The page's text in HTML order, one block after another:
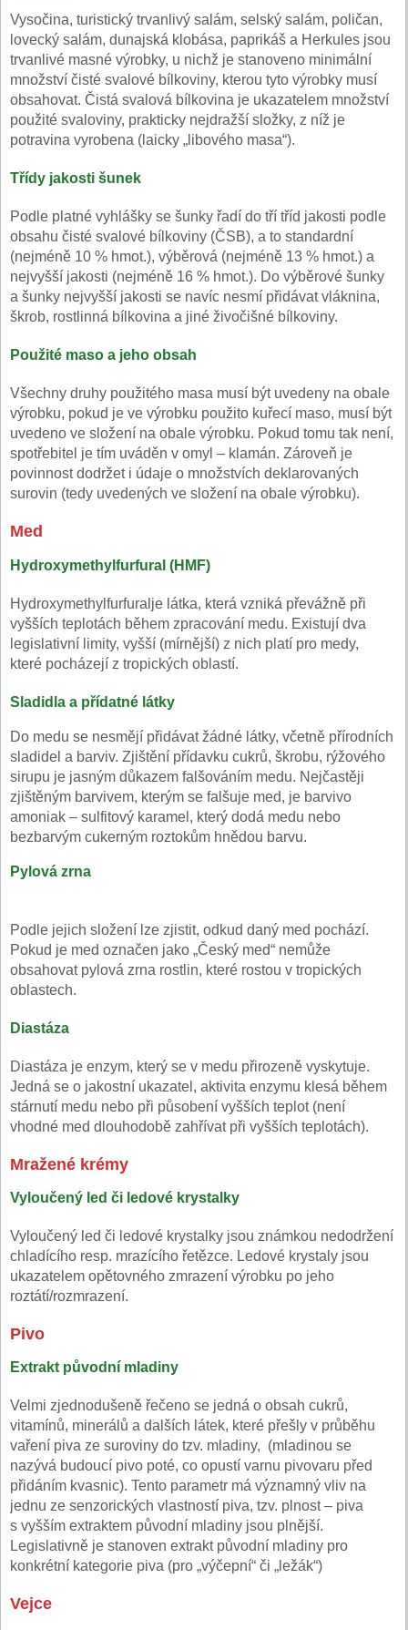
Vysočina, turistický trvanlivý salám, selský salám, poličan,
lovecký salám, dunajská klobása, paprikáš a Herkules jsou
trvanlivé masné výrobky, u nichž je stanoveno minimální
množství čisté svalové bílkoviny, kterou tyto výrobky musí
obsahovat. Čistá svalová bílkovina je ukazatelem množství
použité svaloviny, prakticky nejdražší složky, z níž je
potravina vyrobena (laicky „libového masa“).
Třídy jakosti šunek
Podle platné vyhlášky se šunky řadí do tří tříd jakosti podle
obsahu čisté svalové bílkoviny (ČSB), a to standardní
(nejméně 10 % hmot.), výběrová (nejméně 13 % hmot.) a
nejvyšší jakosti (nejméně 16 % hmot.). Do výběrové šunky
a šunky nejvyšší jakosti se navíc nesmí přidávat vláknina,
škrob, rostlinná bílkovina a jiné živočišné bílkoviny.
Použité maso a jeho obsah
Všechny druhy použitého masa musí být uvedeny na obale
výrobku, pokud je ve výrobku použito kuřecí maso, musí být
uvedeno ve složení na obale výrobku. Pokud tomu tak není,
spotřebitel je tím uváděn v omyl – klamán. Zároveň je
povinnost dodržet i údaje o množstvích deklarovaných
surovin (tedy uvedených ve složení na obale výrobku).
Med
Hydroxymethylfurfural (HMF)
Hydroxymethylfurfuralje látka, která vzniká převážně při
vyšších teplotách během zpracování medu. Existují dva
legislativní limity, vyšší (mírnější) z nich platí pro medy,
které pocházejí z tropických oblastí.
Sladidla a přídatné látky
Do medu se nesmějí přidávat žádné látky, včetně přírodních
sladidel a barviv. Zjištění přídavku cukrů, škrobu, rýžového
sirupu je jasným důkazem falšováním medu. Nejčastěji
zjištěným barvivem, kterým se falšuje med, je barvivo
amoniak – sulfitový karamel, který dodá medu nebo
bezbarvým cukerným roztokům hnědou barvu.
Pylová zrna
Podle jejich složení lze zjistit, odkud daný med pochází.
Pokud je med označen jako „Český med“ nemůže
obsahovat pylová zrna rostlin, které rostou v tropických
oblastech.
Diastáza
Diastáza je enzym, který se v medu přirozeně vyskytuje.
Jedná se o jakostní ukazatel, aktivita enzymu klesá během
stárnutí medu nebo při působení vyšších teplot (není
vhodné med dlouhodobě zahřívat při vyšších teplotách).
Mražené krémy
Vyloučený led či ledové krystalky
Vyloučený led či ledové krystalky jsou známkou nedodržení
chladícího resp. mrazícího řetězce. Ledové krystaly jsou
ukazatelem opětovného zmrazení výrobku po jeho
roztátí/rozmrazení.
Pivo
Extrakt původní mladiny
Velmi zjednodušeně řečeno se jedná o obsah cukrů,
vitamínů, minerálů a dalších látek, které přešly v průběhu
vaření piva ze suroviny do tzv. mladiny, (mladinou se
nazývá budoucí pivo poté, co opustí varnu pivovaru před
přidáním kvasnic). Tento parametr má významný vliv na
jednu ze senzorických vlastností piva, tzv. plnost – piva
s vyšším extraktem původní mladiny jsou plnější.
Legislativně je stanoven extrakt původní mladiny pro
konkrétní kategorie piva (pro „výčepní“ či „ležák“)
Vejce